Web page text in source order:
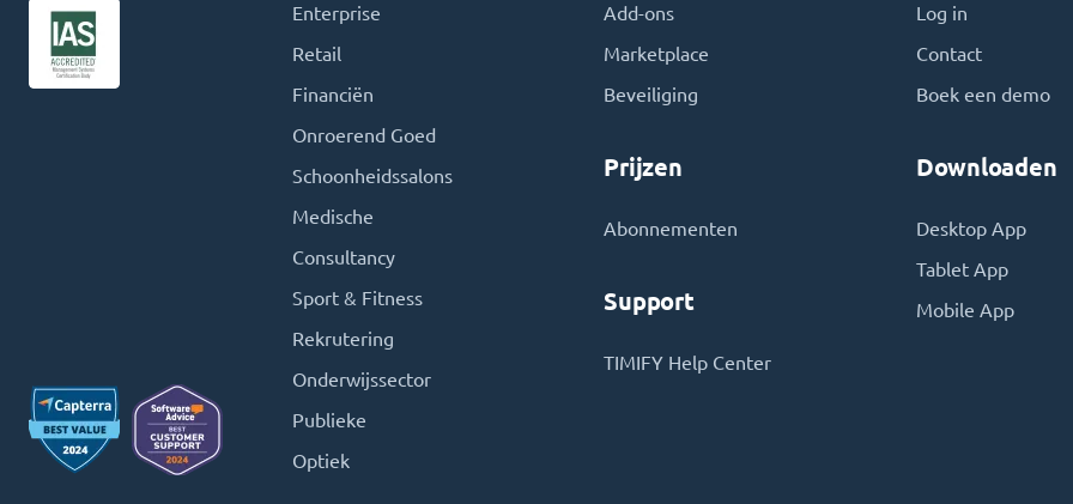
Enterprise
Retail
Financiën
Onroerend Goed
Schoonheidssalons
Medische
Consultancy
Sport & Fitness
Rekrutering
Onderwijssector
Publieke
Optiek
Add-ons
Marketplace
Beveiliging
Prijzen
Abonnementen
Support
TIMIFY Help Center
Log in
Contact
Boek een demo
Downloaden
Desktop App
Tablet App
Mobile App